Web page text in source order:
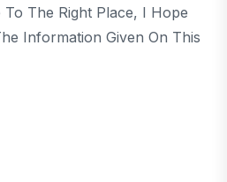
The Right Place, I Hope
Information Given On This